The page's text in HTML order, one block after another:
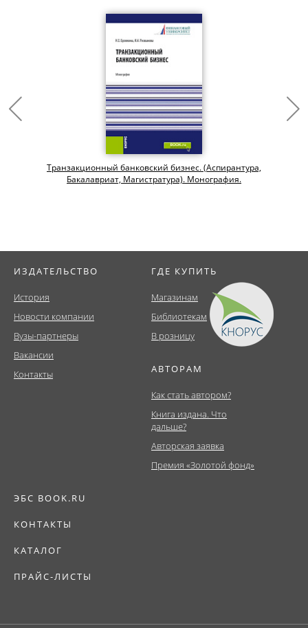
Транзакционный банковский бизнес. (Аспирантура,
Бакалавриат, Магистратура). Монография.
ИЗДАТЕЛЬСТВО
История
Новости компании
Вузы-партнеры
Вакансии
Контакты
ГДЕ КУПИТЬ
Магазинам
Библиотекам
В розницу
АВТОРАМ
Как стать автором?
Книга издана. Что
дальше?
Авторская заявка
Премия «Золотой фонд»
ЭБС BOOK.RU
КОНТАКТЫ
КАТАЛОГ
ПРАЙС-ЛИСТЫ